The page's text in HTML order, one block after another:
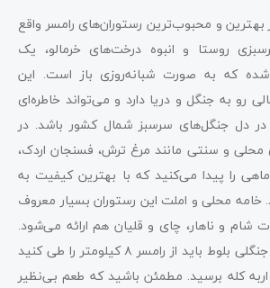
بهترین و محبوب‌ترین رستوران‌های رامسر واقع
روستا و انبوه درخت‌های خرمالو، یک
شده که به صورت شبانه‌روزی باز است. این
رو به جنگل و دریا دارد و می‌تواند خاطره‌ای
دل جنگل‌های سرسبز شمال کشور باشد. در
محلی و سنتی مانند مرغ ترش، فسنجان اردک،
را پیدا می‌کنید که با بهترین کیفیت به
محلی و املت این رستوران بسیار معروف
شام و ناهار، چای و قلیان هم ارائه می‌شود.
برای رفتن به رستوران جنگلی بلوط باید از رامسر ۸ کیلومتر را طی کنید
کله برسید. مطمئن باشید که طعم بی‌نظیر